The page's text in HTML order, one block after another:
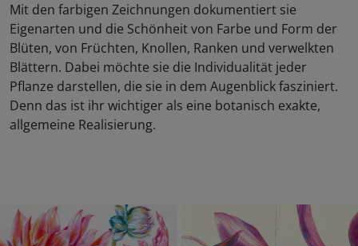
Mit den farbigen Zeichnungen dokumentiert sie
Eigenarten und die Schönheit von Farbe und Form der
Blüten, von Früchten, Knollen, Ranken und verwelkten
Blättern. Dabei möchte sie die Individualität jeder
Pflanze darstellen, die sie in dem Augenblick fasziniert.
Denn das ist ihr wichtiger als eine botanisch exakte,
allgemeine Realisierung.